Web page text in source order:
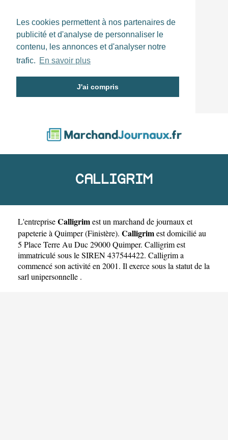
Les cookies permettent à nos partenaires de
publicité et d'analyse de personnaliser le
contenu, les annonces et d'analyser notre
trafic. En savoir plus
J'ai compris
CALLIGRIM
L'entrepriseCalligrimest un marchand de journaux et
papeterie à Quimper(Finistère). Calligrimest domicilié au
5 Place Terre Au Duc 29000 Quimper. Calligrim est
immatriculé sous le SIREN 437544422. Calligrim a
commencé son activité en 2001. Il exerce sous la statut de la
sarl unipersonnelle .